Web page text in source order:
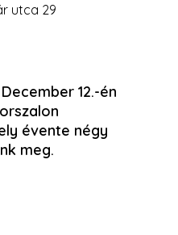
utca 29
12.-én
évente négy
meg.